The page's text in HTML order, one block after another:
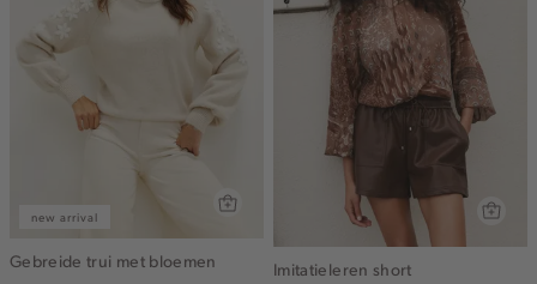
new arrival
Gebreide trui met bloemen
Imitatieleren short